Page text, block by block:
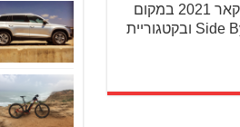
לופז מצ'ילה מסיים את הדקאר 2021 במקום
הראשון בקטגוריית Side By Side ובקטגוריית